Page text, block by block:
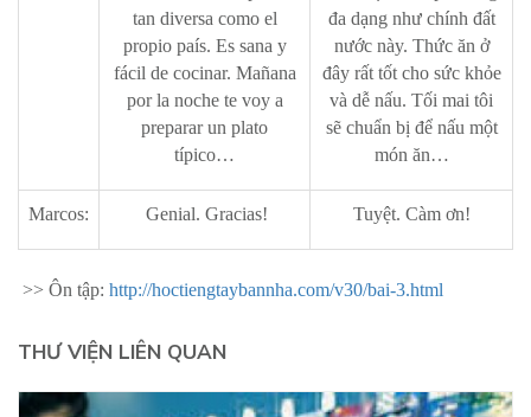
tan diversa como el
propio país. Es sana y
fácil de cocinar. Mañana
por la noche te voy a
preparar un plato
típico…
đa dạng như chính đất
nước này. Thức ăn ở
đây rất tốt cho sức khỏe
và dễ nấu. Tối mai tôi
sẽ chuẩn bị để nấu một
món ăn…
Marcos: Genial. Gracias! Tuyệt. Càm ơn!
>> Ôn tập: http://hoctiengtaybannha.com/v30/bai-3.html
THƯ VIỆN LIÊN QUAN